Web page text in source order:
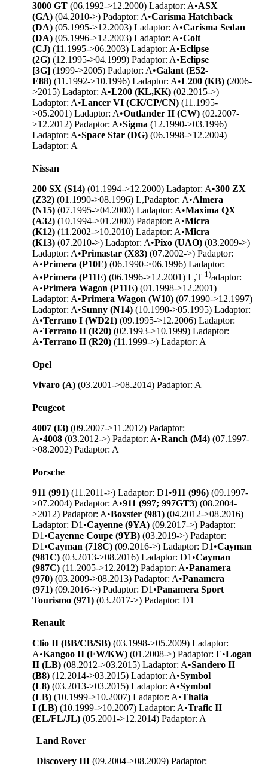
3000 GT (06.1992->12.2000) Ladaptor: A•ASX
(GA) (04.2010->) Padaptor: A•Carisma Hatchback
(DA) (05.1995->12.2003) Ladaptor: A•Carisma Sedan
(DA) (05.1996->12.2003) Ladaptor: A•Colt
(CJ) (11.1995->06.2003) Ladaptor: A•Eclipse
(2G) (12.1995->04.1999) Padaptor: A•Eclipse
[3G] (1999->2005) Padaptor: A•Galant (E52-
E88) (11.1992->10.1996) Ladaptor: A•L200 (KB) (2006-
>2015) Ladaptor: A•L200 (KL,KK) (02.2015->)
Ladaptor: A•Lancer VI (CK/CP/CN) (11.1995-
>05.2001) Ladaptor: A•Outlander II (CW) (02.2007-
>12.2012) Padaptor: A•Sigma (12.1990->03.1996)
Ladaptor: A•Space Star (DG) (06.1998->12.2004)
Ladaptor: A
Nissan
200 SX (S14) (01.1994->12.2000) Ladaptor: A•300 ZX
(Z32) (01.1990->08.1996) L,Padaptor: A•Almera
(N15) (07.1995->04.2000) Ladaptor: A•Maxima QX
(A32) (10.1994->01.2000) Padaptor: A•Micra
(K12) (11.2002->10.2010) Ladaptor: A•Micra
(K13) (07.2010->) Ladaptor: A•Pixo (UAO) (03.2009->)
Ladaptor: A•Primastar (X83) (07.2002->) Padaptor:
A•Primera (P10E) (06.1990->06.1996) Ladaptor:
A•Primera (P11E) (06.1996->12.2001) L,T 1)adaptor:
A•Primera Wagon (P11E) (01.1998->12.2001)
Ladaptor: A•Primera Wagon (W10) (07.1990->12.1997)
Ladaptor: A•Sunny (N14) (10.1990->05.1995) Ladaptor:
A•Terrano I (WD21) (09.1995->12.2006) Ladaptor:
A•Terrano II (R20) (02.1993->10.1999) Ladaptor:
A•Terrano II (R20) (11.1999->) Ladaptor: A
Opel
Vivaro (A) (03.2001->08.2014) Padaptor: A
Peugeot
4007 (I3) (09.2007->11.2012) Padaptor:
A•4008 (03.2012->) Padaptor: A•Ranch (M4) (07.1997-
>08.2002) Padaptor: A
Porsche
911 (991) (11.2011->) Ladaptor: D1 •911 (996) (09.1997-
>07.2004) Padaptor: A•911 (997; 997GT3) (08.2004-
>2012) Padaptor: A•Boxster (981) (04.2012->08.2016)
Ladaptor: D1 •Cayenne (9YA) (09.2017->) Padaptor:
D1 •Cayenne Coupe (9YB) (03.2019->) Padaptor:
D1 •Cayman (718C) (09.2016->) Ladaptor: D1 •Cayman
(981C) (03.2013->08.2016) Ladaptor: D1 •Cayman
(987C) (11.2005->12.2012) Padaptor: A•Panamera
(970) (03.2009->08.2013) Padaptor: A•Panamera
(971) (09.2016->) Padaptor: D1 •Panamera Sport
Tourismo (971) (03.2017->) Padaptor: D1
Renault
Clio II (BB/CB/SB) (03.1998->05.2009) Ladaptor:
A•Kangoo II (FW/KW) (01.2008->) Padaptor: E•Logan
II (LB) (08.2012->03.2015) Ladaptor: A•Sandero II
(B8) (12.2014->03.2015) Ladaptor: A•Symbol
(L8) (03.2013->03.2015) Ladaptor: A•Symbol
(LB) (10.1999->10.2007) Ladaptor: A•Thalia
I (LB) (10.1999->10.2007) Ladaptor: A•Trafic II
(EL/FL/JL) (05.2001->12.2014) Padaptor: A
Land Rover
Discovery III (09.2004->08.2009) Padaptor: